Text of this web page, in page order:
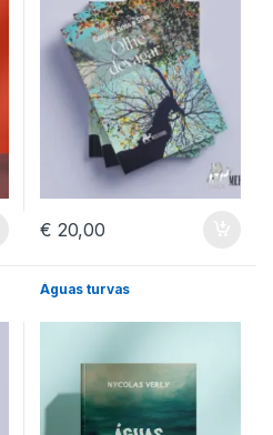
€ 20,00
Águas turvas